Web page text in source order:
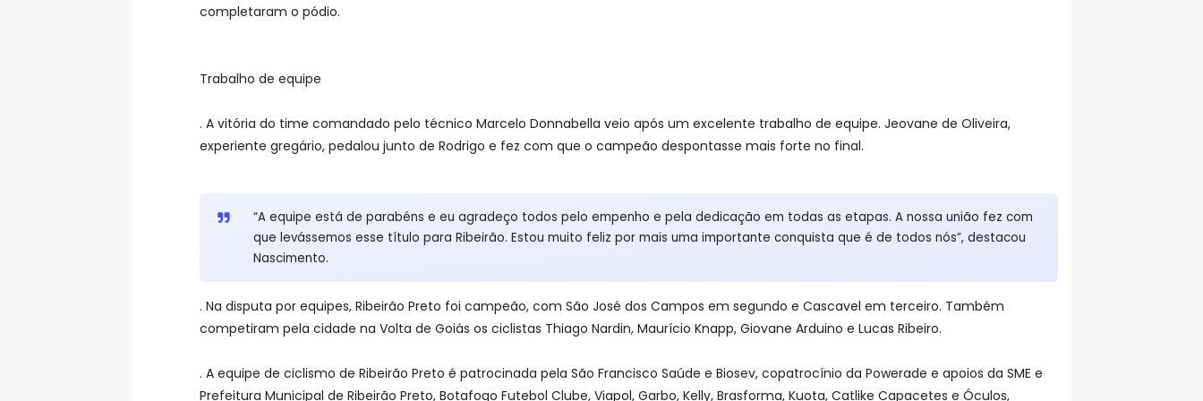
completaram o pódio.
Trabalho de equipe
. A vitória do time comandado pelo técnico Marcelo Donnabella veio após um excelente trabalho de equipe. Jeovane de Oliveira,
experiente gregário, pedalou junto de Rodrigo e fez com que o campeão despontasse mais forte no final.
“A equipe está de parabéns e eu agradeço todos pelo empenho e pela dedicação em todas as etapas. A nossa união fez com
que levássemos esse título para Ribeirão. Estou muito feliz por mais uma importante conquista que é de todos nós”, destacou
Nascimento.
. Na disputa por equipes, Ribeirão Preto foi campeão, com São José dos Campos em segundo e Cascavel em terceiro. Também
competiram pela cidade na Volta de Goiás os ciclistas Thiago Nardin, Maurício Knapp, Giovane Arduino e Lucas Ribeiro.
. A equipe de ciclismo de Ribeirão Preto é patrocinada pela São Francisco Saúde e Biosev, copatrocínio da Powerade e apoios da SME e
Prefeitura Municipal de Ribeirão Preto, Botafogo Futebol Clube, Viapol, Garbo, Kelly, Brasforma, Kuota, Catlike Capacetes e Óculos,